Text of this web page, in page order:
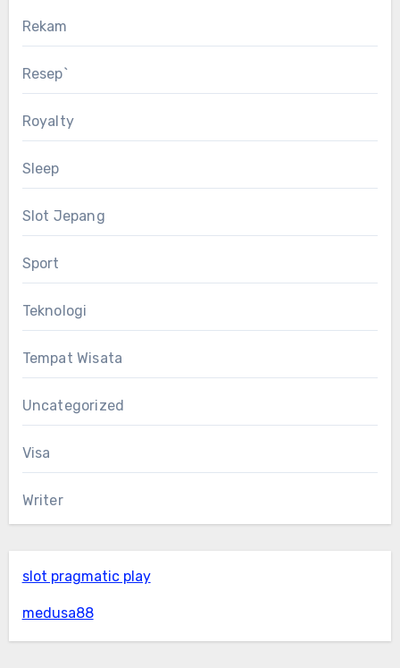
Rekam
Resep`
Royalty
Sleep
Slot Jepang
Sport
Teknologi
Tempat Wisata
Uncategorized
Visa
Writer
slot pragmatic play
medusa88